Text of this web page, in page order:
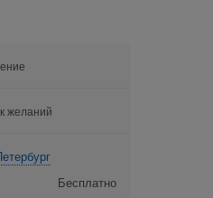
желаний
Бесплатно